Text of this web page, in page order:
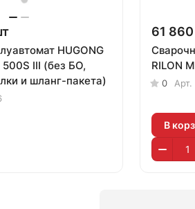
HUGONG
500S III (без БО,
и шланг-пакета)
61
RILON
0 Арт.
В